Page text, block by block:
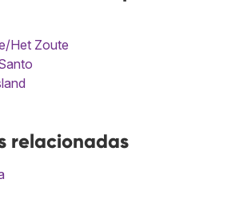
Het Zoute
relacionadas